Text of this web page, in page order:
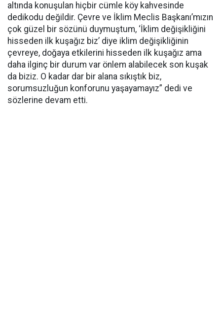
altında konuşulan hiçbir cümle köy kahvesinde
dedikodu değildir. Çevre ve İklim Meclis Başkanı’mızın
çok güzel bir sözünü duymuştum, ‘İklim değişikliğini
hisseden ilk kuşağız biz’ diye iklim değişikliğinin
çevreye, doğaya etkilerini hisseden ilk kuşağız ama
daha ilginç bir durum var önlem alabilecek son kuşak
da biziz. O kadar dar bir alana sıkıştık biz,
sorumsuzluğun konforunu yaşayamayız” dedi ve
sözlerine devam etti.